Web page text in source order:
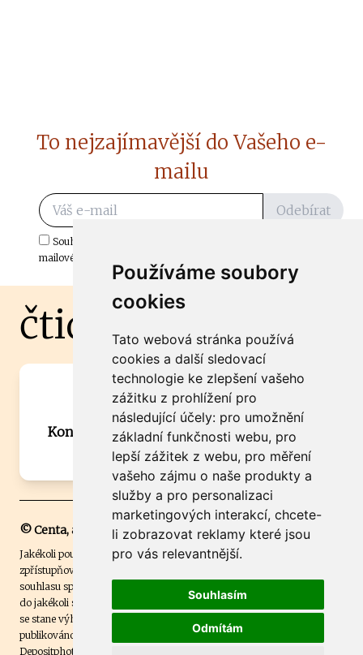
Používáme soubory
cookies
Tato webová stránka používá
cookies a další sledovací
technologie ke zlepšení vašeho
zážitku z prohlížení pro
následující účely: pro umožnění
základní funkčnosti webu, pro
lepší zážitek z webu, pro měření
vašeho zájmu o naše produkty a
služby a pro personalizaci
marketingových interakcí, chcete-
li zobrazovat reklamy které jsou
pro vás relevantnější.
Souhlasím
Odmítám
To nejzajímavější do Vašeho e-
mailu
Odebírat
Souhlasím s odběrem důležitých zpráv ze ČtiDoma.cz do mé e-
mailové schránky.
čtidoma.cz
Máte zajímavou informaci? Chcete
spolupracovat?
Kontaktujte šéfredaktora Martina Chalupu:
chalupa@ctidoma.cz
© Centa, a.s.
Jakékoli použití obsahu včetně převzetí, šíření či dalšího užití a
zpřístupňování textových či obrazových materiálů bez písemného
souhlasu společnosti Centa,a.s. je zakázáno. Čtenář svým přihlášením
do jakékoli soutěže na našem webu dává souhlas s tím, že v případě, že
se stane výhercem této soutěže, může být jeho jméno na webu
publikováno. Centa, a.s. využívala licenci ČTK a využívá fotografie z
Depositphotos